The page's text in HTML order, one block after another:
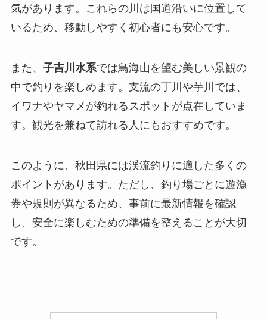
気があります。これらの川は国道沿いに位置して
いるため、移動しやすく初心者にも安心です。
また、 子吉川水系では鳥海山を望む美しい景観の
中で釣りを楽しめます。支流の丁川や芋川では、
イワナやヤマメが釣れるスポットが点在していま
す。観光を兼ねて訪れる人にもおすすめです。
このように、秋田県には渓流釣りに適した多くの
ポイントがあります。ただし、釣り場ごとに遊漁
券や規則が異なるため、事前に最新情報を確認
し、安全に楽しむための準備を整えることが大切
です。